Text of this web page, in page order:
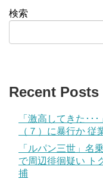
検索
Recent Posts
「激高してきた･･
（７）に暴行か
「ルパン三世」名
で周辺徘徊疑い ト
捕